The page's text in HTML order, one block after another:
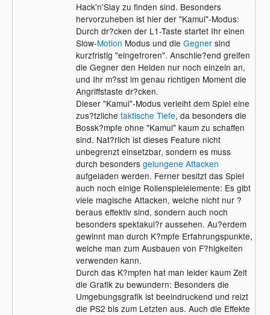
Hack'n'Slay zu finden sind. Besonders
hervorzuheben ist hier der "Kamui"-Modus:
Durch dr?cken der L1-Taste startet Ihr einen
Slow-Motion Modus und die Gegnersind
kurzfristig "eingefroren". Anschlie?end greifen
die Gegner den Helden nur noch einzeln an,
und Ihr m?sst im genau richtigen Moment die
Angriffstaste dr?cken.
Dieser "Kamui"-Modus verleiht dem Spiel eine
zus?tzliche taktische Tiefe, da besonders die
Bossk?mpfe ohne "Kamui" kaum zu schaffen
sind. Nat?rlich ist dieses Feature nicht
unbegrenzt einsetzbar, sondern es muss
durch besonders gelungene Attacken
aufgeladen werden. Ferner besitzt das Spiel
auch noch einige Rollenspielelemente: Es gibt
viele magische Attacken, welche nicht nur ?
beraus effektiv sind, sondern auch noch
besonders spektakul?r aussehen. Au?erdem
gewinnt man durch K?mpfe Erfahrungspunkte,
welche man zum Ausbauen von F?higkeiten
verwenden kann.
Durch das K?mpfen hat man leider kaum Zeit
die Grafik zu bewundern: Besonders die
Umgebungsgrafik ist beeindruckend und reizt
die PS2 bis zum Letzten aus. Auch die Effekte